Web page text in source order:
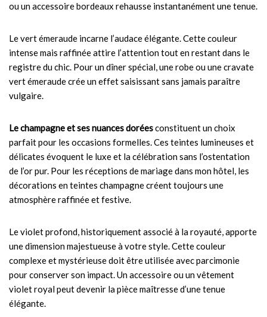
ou un accessoire bordeaux rehausse instantanément une tenue.
Le vert émeraude incarne l’audace élégante. Cette couleur
intense mais raffinée attire l’attention tout en restant dans le
registre du chic. Pour un dîner spécial, une robe ou une cravate
vert émeraude crée un effet saisissant sans jamais paraître
vulgaire.
Le champagne et ses nuances doréesconstituent un choix
parfait pour les occasions formelles. Ces teintes lumineuses et
délicates évoquent le luxe et la célébration sans l’ostentation
de l’or pur. Pour les réceptions de mariage dans mon hôtel, les
décorations en teintes champagne créent toujours une
atmosphère raffinée et festive.
Le violet profond, historiquement associé à la royauté, apporte
une dimension majestueuse à votre style. Cette couleur
complexe et mystérieuse doit être utilisée avec parcimonie
pour conserver son impact. Un accessoire ou un vêtement
violet royal peut devenir la pièce maîtresse d’une tenue
élégante.